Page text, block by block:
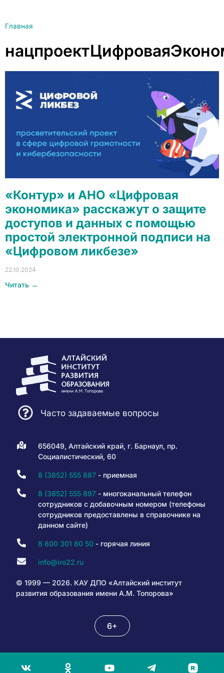
Главная
«Контур» и АНО «Цифровая
экономика» расскажут о защите
доступов и данных с помощью
простой электронной подписи на
«Цифровом ликбезе»
22.10.2024
Читать →
Часто задаваемые вопросы
656049, Алтайский край, г. Барнаул, пр.
Социалистический, 60
8 (3852) 555 887- приемная
8 (3852) 555 897- многоканальный телефон
сотрудников с добавочным номером (телефоны
сотрудников предоставлены в справочнике на
данном сайте)
8 800 301 80 50- горячая линия
info@iro22.ru
© 1999 — 2026. КАУ ДПО «Алтайский институт
развития образования имени А.М. Топорова»
6+